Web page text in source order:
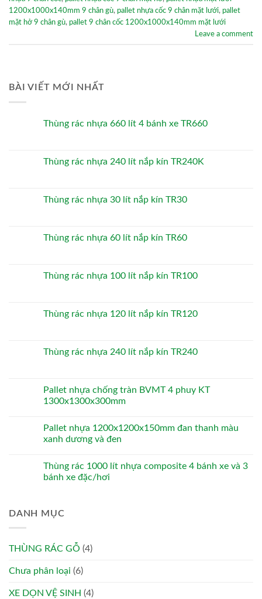
1200x1000x140mm 9 chân gù, pallet nhựa cốc 9 chân mặt lưới, pallet
mặt hở 9 chân gù, pallet 9 chân cốc 1200x1000x140mm mặt lưới
Leave a comment
BÀI VIẾT MỚI NHẤT
Thùng rác nhựa 660 lít 4 bánh xe TR660
Thùng rác nhựa 240 lít nắp kín TR240K
Thùng rác nhựa 30 lít nắp kín TR30
Thùng rác nhựa 60 lít nắp kín TR60
Thùng rác nhựa 100 lít nắp kín TR100
Thùng rác nhựa 120 lít nắp kín TR120
Thùng rác nhựa 240 lít nắp kín TR240
Pallet nhựa chống tràn BVMT 4 phuy KT
1300x1300x300mm
Pallet nhựa 1200x1200x150mm đan thanh màu
xanh dương và đen
Thùng rác 1000 lít nhựa composite 4 bánh xe và 3
bánh xe đặc/hơi
DANH MỤC
THÙNG RÁC GỖ (4)
Chưa phân loại (6)
XE DỌN VỆ SINH (4)